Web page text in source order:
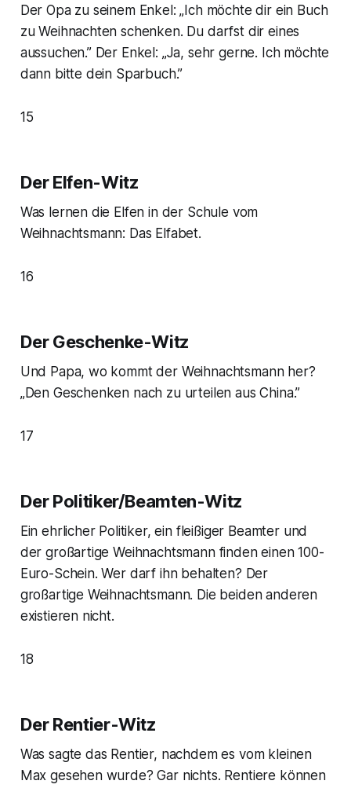
Der Opa zu seinem Enkel: „Ich möchte dir ein Buch
zu Weihnachten schenken. Du darfst dir eines
aussuchen.” Der Enkel: „Ja, sehr gerne. Ich möchte
dann bitte dein Sparbuch.”
15
Der Elfen-Witz
Was lernen die Elfen in der Schule vom
Weihnachtsmann: Das Elfabet.
16
Der Geschenke-Witz
Und Papa, wo kommt der Weihnachtsmann her?
„Den Geschenken nach zu urteilen aus China.”
17
Der Politiker/Beamten-Witz
Ein ehrlicher Politiker, ein fleißiger Beamter und
der großartige Weihnachtsmann finden einen 100-
Euro-Schein. Wer darf ihn behalten? Der
großartige Weihnachtsmann. Die beiden anderen
existieren nicht.
18
Der Rentier-Witz
Was sagte das Rentier, nachdem es vom kleinen
Max gesehen wurde? Gar nichts. Rentiere können